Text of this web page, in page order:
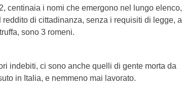
centinaia i nomi che emergono nel lungo elenco,
di cittadinanza, senza i requisiti di legge, a
sono 3 romeni.
indebiti, ci sono anche quelli di gente morta da
in Italia, e nemmeno mai lavorato.